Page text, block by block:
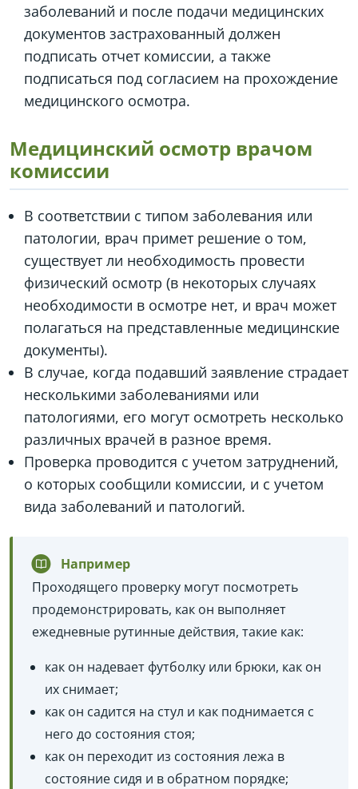
заболеваний и после подачи медицинских
документов застрахованный должен
подписать отчет комиссии, а также
подписаться под согласием на прохождение
медицинского осмотра.
Медицинский осмотр врачом
комиссии
В соответствии с типом заболевания или
патологии, врач примет решение о том,
существует ли необходимость провести
физический осмотр (в некоторых случаях
необходимости в осмотре нет, и врач может
полагаться на представленные медицинские
документы).
В случае, когда подавший заявление страдает
несколькими заболеваниями или
патологиями, его могут осмотреть несколько
различных врачей в разное время.
Проверка проводится с учетом затруднений,
о которых сообщили комиссии, и с учетом
вида заболеваний и патологий.
Например
Проходящего проверку могут посмотреть
продемонстрировать, как он выполняет
ежедневные рутинные действия, такие как:
как он надевает футболку или брюки, как он
их снимает;
как он садится на стул и как поднимается с
него до состояния стоя;
как он переходит из состояния лежа в
состояние сидя и в обратном порядке;